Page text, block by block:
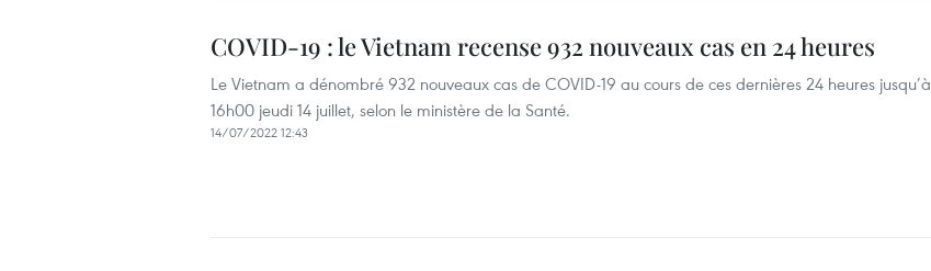
COVID-19 : le Vietnam recense 932 nouveaux cas en 24 heures
Le Vietnam a dénombré 932 nouveaux cas de COVID-19 au cours de ces dernières 24 heures jusqu’à
16h00 jeudi 14 juillet, selon le ministère de la Santé.
14/07/2022 12:43